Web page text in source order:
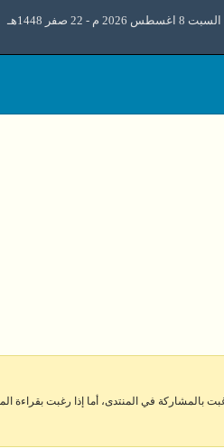
السبت 8 اغسطس 2026 م - 22 صفر 1448هـ
بالمشاركة في المنتدى، أما إذا رغبت بقراءة